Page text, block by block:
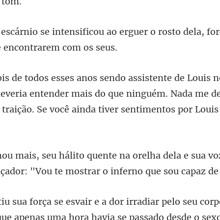
ao erguer o rosto dela,
entender mais do que ninguém. Nada me
elha dela e sua
"V
apenas uma hora havia se pas